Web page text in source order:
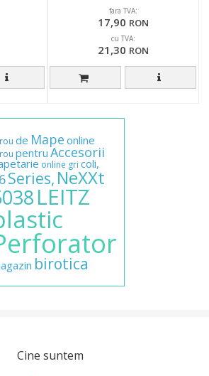
fara TVA:
17,90 RON
cu TVA:
21,30 RON
de Mape online
pentru Accesorii
online gri coli,
Series, NeXXt
LEITZ
birotica
Cine suntem